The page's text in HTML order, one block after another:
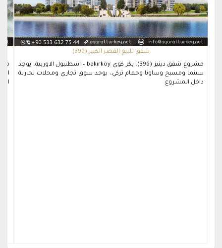
شقق للبيع القصر الكبير (396)
مشروع شقق دينيز (396)، بكر كوي bakırköy – اسطنبول الاوربية، يوجد
سينما ومسبح وساونا وحمام تركي، يوجد سوق تجاري ومحلات تجارية
داخل المشروع